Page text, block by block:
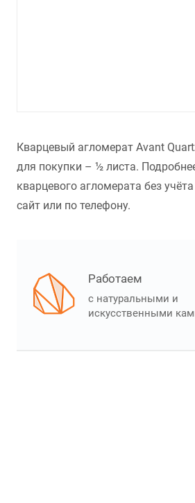
Кварцевый агломерат Avant
для покупки – ½ листа.
кварцевого агломерата без
сайт или по телефону.
Работаем
с натуральными и
искусственными